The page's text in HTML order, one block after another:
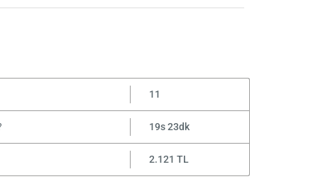
11
19s 23dk
2.121 TL